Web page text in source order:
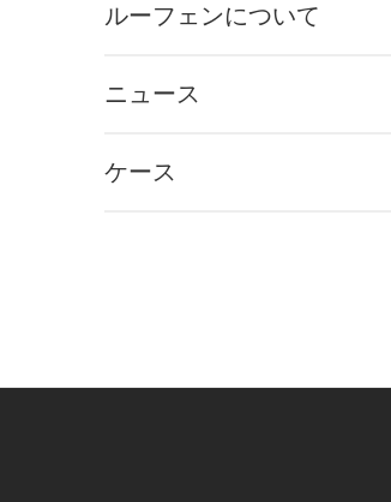
ルーフェンについて
ニュース
ケース